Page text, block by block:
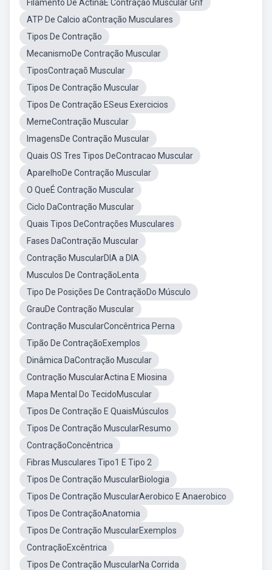
Filamento De ActinaE Contração Muscular Grif
ATP De Calcio aContração Musculares
Tipos De Contração
MecanismoDe Contração Muscular
TiposContraçaõ Muscular
Tipos De Contração Muscular
Tipos De Contração ESeus Exercicios
MemeContração Muscular
ImagensDe Contração Muscular
Quais OS Tres Tipos DeContracao Muscular
AparelhoDe Contração Muscular
O QueÉ Contração Muscular
Ciclo DaContração Muscular
Quais Tipos DeContrações Musculares
Fases DaContração Muscular
Contração MuscularDIA a DIA
Musculos De ContraçãoLenta
Tipo De Posições De ContraçãoDo Músculo
GrauDe Contração Muscular
Contração MuscularConcêntrica Perna
Tipão De ContraçãoExemplos
Dinâmica DaContração Muscular
Contração MuscularActina E Miosina
Mapa Mental Do TecidoMuscular
Tipos De Contração E QuaisMúsculos
Tipos De Contração MuscularResumo
ContraçãoConcêntrica
Fibras Musculares Tipo1 E Tipo 2
Tipos De Contração MuscularBiologia
Tipos De Contração MuscularAerobico E Anaerobico
Tipos De ContraçãoAnatomia
Tipos De Contração MuscularExemplos
ContraçãoExcêntrica
Tipos De Contração MuscularNa Corrida